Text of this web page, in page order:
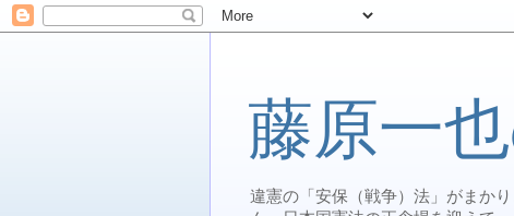
藤原一
違憲の「安保（戦争）法」がまか